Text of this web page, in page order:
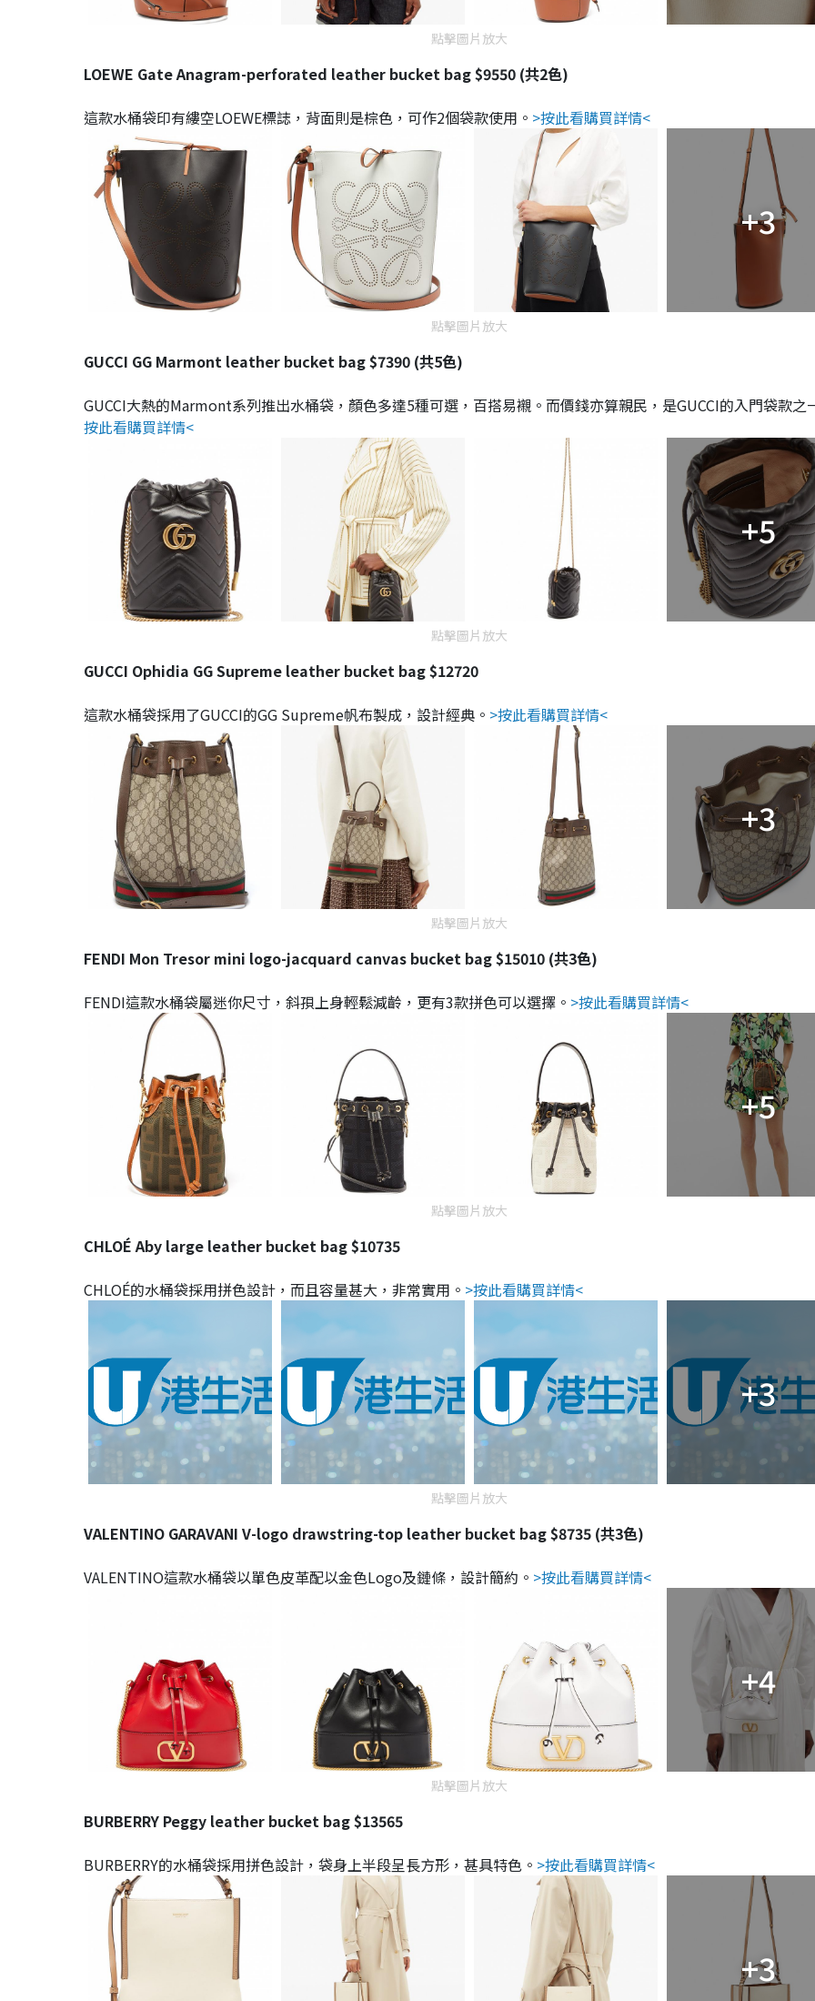
點擊圖片放大
LOEWE Gate Anagram-perforated leather bucket bag $9550 (共2色)
這款水桶袋印有縷空LOEWE標誌，背面則是棕色，可作2個袋款使用。 >按此看購買詳情<
+3
點擊圖片放大
GUCCI GG Marmont leather bucket bag $7390 (共5色)
GUCCI大熱的Marmont系列推出水桶袋，顏色多達5種可選，百搭易襯。而價錢亦算親民，是GUCCI的入門袋款之
按此看購買詳情<
+5
點擊圖片放大
GUCCI Ophidia GG Supreme leather bucket bag $12720
這款水桶袋採用了GUCCI的GG Supreme帆布製成，設計經典。 >按此看購買詳情<
+3
點擊圖片放大
FENDI Mon Tresor mini logo-jacquard canvas bucket bag $15010 (共3色)
FENDI這款水桶袋屬迷你尺寸，斜孭上身輕鬆減齡，更有3款拼色可以選擇。 >按此看購買詳情<
+5
點擊圖片放大
CHLOÉ Aby large leather bucket bag $10735
CHLOÉ的水桶袋採用拼色設計，而且容量甚大，非常實用。 >按此看購買詳情<
+3
點擊圖片放大
VALENTINO GARAVANI V-logo drawstring-top leather bucket bag $8735 (共3色)
VALENTINO這款水桶袋以單色皮革配以金色Logo及鏈條，設計簡約。 >按此看購買詳情<
+4
點擊圖片放大
BURBERRY Peggy leather bucket bag $13565
BURBERRY的水桶袋採用拼色設計，袋身上半段呈長方形，甚具特色。 >按此看購買詳情<
+3